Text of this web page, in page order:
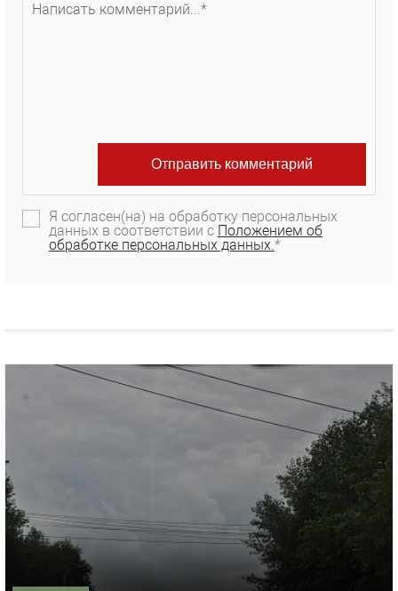
Я согласен(на) на обработку персональных
данных в соответствии с Положением об
обработке персональных данных.*